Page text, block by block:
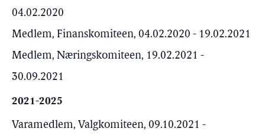
04.02.2020
Medlem, Finanskomiteen, 04.02.2020 - 19.02.2021
Medlem, Næringskomiteen, 19.02.2021 -
30.09.2021
2021-2025
Varamedlem, Valgkomiteen, 09.10.2021 -